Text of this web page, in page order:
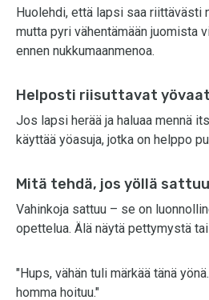
Huolehdi, että lapsi saa riittävästi
mutta pyri vähentämään juomista
ennen nukkumaanmenoa.
Helposti riisuttavat
Jos lapsi herää ja haluaa mennä
käyttää yöasuja, jotka on helppo
Mitä tehdä, jos yöllä
Vahinkoja sattuu – se on
opettelua. Älä näytä pettymystä
"Hups, vähän tuli märkää tänä
homma hoituu."